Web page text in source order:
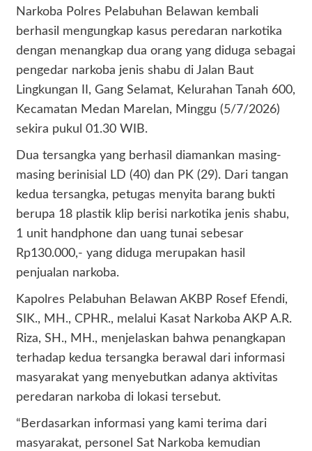
Narkoba Polres Pelabuhan Belawan kembali
berhasil mengungkap kasus peredaran narkotika
dengan menangkap dua orang yang diduga sebagai
pengedar narkoba jenis shabu di Jalan Baut
Lingkungan II, Gang Selamat, Kelurahan Tanah 600,
Kecamatan Medan Marelan, Minggu (5/7/2026)
sekira pukul 01.30 WIB.
Dua tersangka yang berhasil diamankan masing-
masing berinisial LD (40) dan PK (29). Dari tangan
kedua tersangka, petugas menyita barang bukti
berupa 18 plastik klip berisi narkotika jenis shabu,
1 unit handphone dan uang tunai sebesar
Rp130.000,- yang diduga merupakan hasil
penjualan narkoba.
Kapolres Pelabuhan Belawan AKBP Rosef Efendi,
SIK., MH., CPHR., melalui Kasat Narkoba AKP A.R.
Riza, SH., MH., menjelaskan bahwa penangkapan
terhadap kedua tersangka berawal dari informasi
masyarakat yang menyebutkan adanya aktivitas
peredaran narkoba di lokasi tersebut.
“Berdasarkan informasi yang kami terima dari
masyarakat, personel Sat Narkoba kemudian